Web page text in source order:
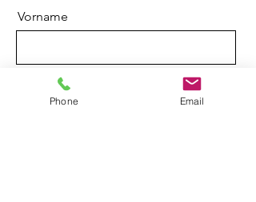
Vorname
Nachname
Phone Email